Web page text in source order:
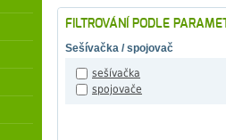
FILTROVÁNÍ PODLE
Sešívačka / spojovač
sešívačka
spojovače